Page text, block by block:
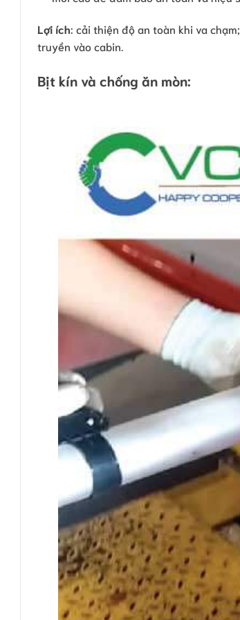
Lợi ích: cải thiện độ an toàn khi va
truyền vào cabin.
Bịt kín và chống ăn mòn: